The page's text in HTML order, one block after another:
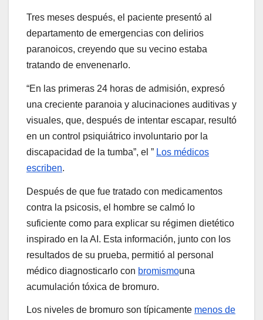
Tres meses después, el paciente presentó al
departamento de emergencias con delirios
paranoicos, creyendo que su vecino estaba
tratando de envenenarlo.
“En las primeras 24 horas de admisión, expresó
una creciente paranoia y alucinaciones auditivas y
visuales, que, después de intentar escapar, resultó
en un control psiquiátrico involuntario por la
discapacidad de la tumba”, el ” Los médicos
escriben.
Después de que fue tratado con medicamentos
contra la psicosis, el hombre se calmó lo
suficiente como para explicar su régimen dietético
inspirado en la AI. Esta información, junto con los
resultados de su prueba, permitió al personal
médico diagnosticarlo con bromismouna
acumulación tóxica de bromuro.
Los niveles de bromuro son típicamente menos de